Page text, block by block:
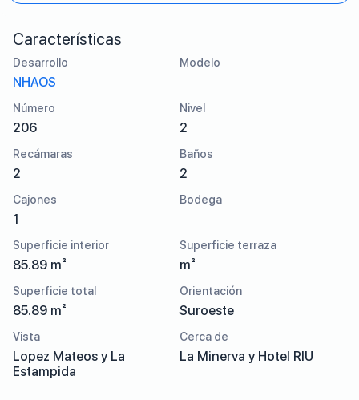
Características
Desarrollo
NHAOS
Modelo
Número
206
Nivel
2
Recámaras
2
Baños
2
Cajones
1
Bodega
Superficie interior
85.89 m²
Superficie terraza
m²
Superficie total
85.89 m²
Orientación
Suroeste
Vista
Lopez Mateos y La
Estampida
Cerca de
La Minerva y Hotel RIU